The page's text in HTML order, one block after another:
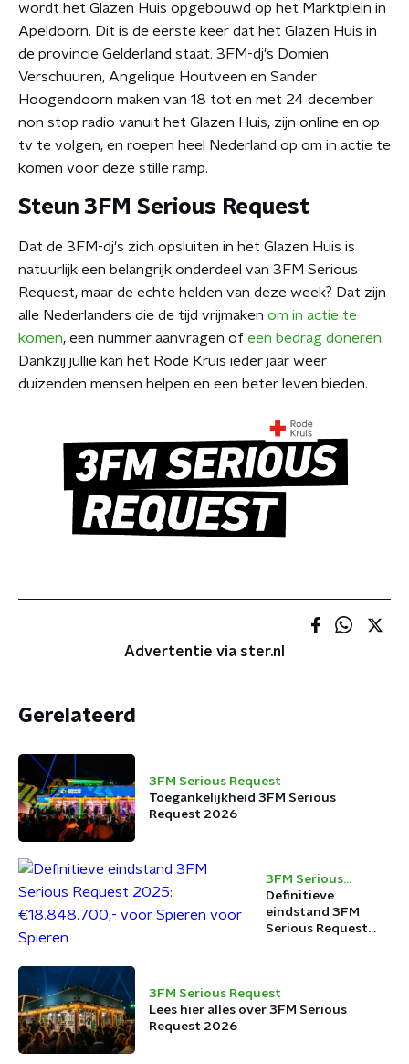
wordt het Glazen Huis opgebouwd op het Marktplein in
Apeldoorn. Dit is de eerste keer dat het Glazen Huis in
de provincie Gelderland staat. 3FM-dj's Domien
Verschuuren, Angelique Houtveen en Sander
Hoogendoorn maken van 18 tot en met 24 december
non stop radio vanuit het Glazen Huis, zijn online en op
tv te volgen, en roepen heel Nederland op om in actie te
komen voor deze stille ramp.
Steun 3FM Serious Request
Dat de 3FM-dj's zich opsluiten in het Glazen Huis is
natuurlijk een belangrijk onderdeel van 3FM Serious
Request, maar de echte helden van deze week? Dat zijn
alle Nederlanders die de tijd vrijmaken om in actie te
komen, een nummer aanvragen of een bedrag doneren.
Dankzij jullie kan het Rode Kruis ieder jaar weer
duizenden mensen helpen en een beter leven bieden.
Advertentie via ster.nl
Gerelateerd
3FM Serious Request
Toegankelijkheid 3FM Serious
Request 2026
3FM Serious
Request
Definitieve
eindstand 3FM
Serious Request
Spieren
3FM Serious Request
Lees hier alles over 3FM Serious
Request 2026